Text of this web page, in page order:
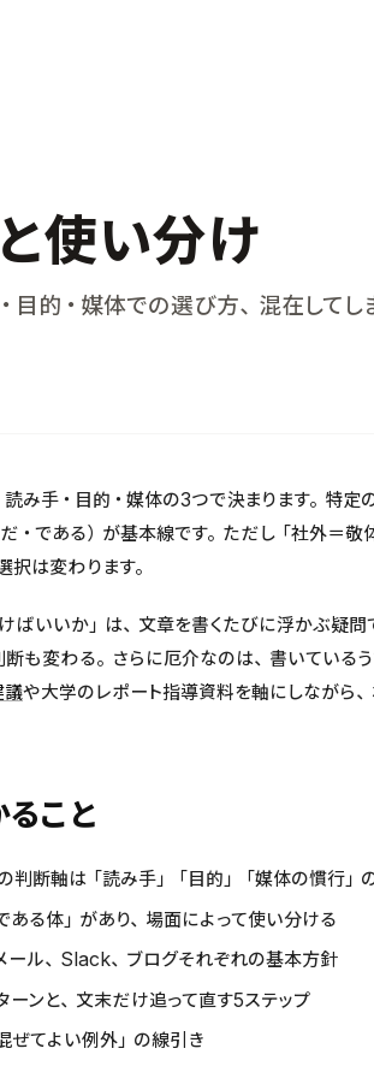
使い分け
的・媒体での選び方、混在してし
み手・目的・媒体の3つで決まります。特定
・である）が基本線です。ただし「社外＝
択は変わります。
ばいいか」は、文章を書くたびに浮かぶ疑
も変わる。さらに厄介なのは、書いている
議や大学のレポート指導資料を軸にしながら
こと
判断軸は「読み手」「目的」「媒体の慣行」
ある体」があり、場面によって使い分ける
ール、Slack、ブログそれぞれの基本方針
ンと、文末だけ追って直す5ステップ
ぜてよい例外」の線引き